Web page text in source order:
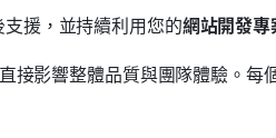
援，並持續利用您的網站開發
接影響整體品質與團隊體驗。每